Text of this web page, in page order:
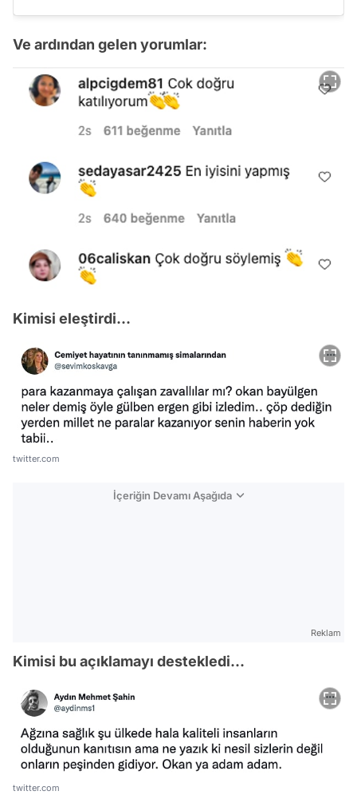
Ve ardından gelen yorumlar:
Kimisi eleştirdi...
twitter.com
İçeriğin Devamı Aşağıda
Reklam
Kimisi bu açıklamayı destekledi...
twitter.com